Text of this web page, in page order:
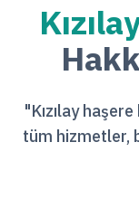
"Kızılay
tüm hizmetler,